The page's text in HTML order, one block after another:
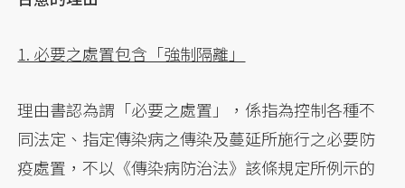
1. 必要之處置包含「強制隔離」
理由書認為謂「必要之處置」，係指為控制各種不
同法定、指定傳染病之傳染及蔓延所施行之必要防
疫處置，不以《傳染病防治法》該條規定所例示的